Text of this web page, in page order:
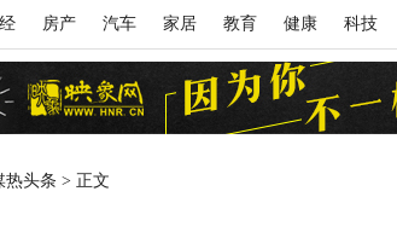
房产 汽车 家居 教育 健康 科技
热头条 > 正文